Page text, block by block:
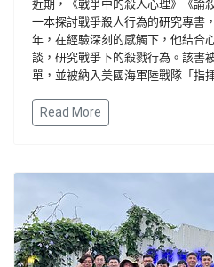
近期，《戰爭中的殺人心理》《論
一本探討戰爭殺人行為的研究專書
年，在經驗深刻的感觸下，他結合
談，研究戰爭下的殺戮行為。該書
單，並被納入美國海軍陸戰隊「指
Read More